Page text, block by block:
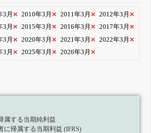
3月 2010年3月 2011年3月
2012年3月
3月 2015年3月 2016年3月
2017年3月
3月 2020年3月 2021年3月
2022年3月
3月 2025年3月 2026年3月
属する当期純利益
に帰属する当期利益 (IFRS)